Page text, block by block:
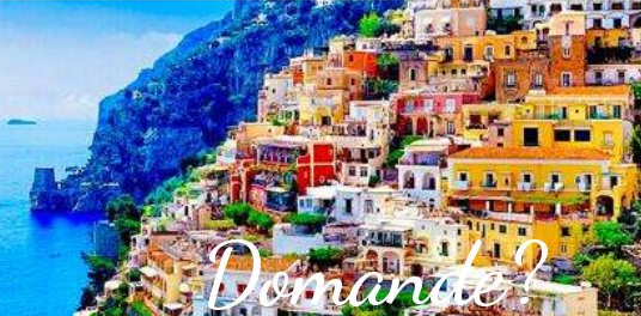
Domande?